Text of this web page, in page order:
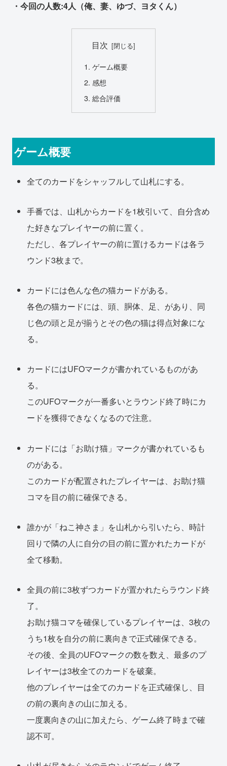
・今回の人数:4人（俺、妻、ゆづ、ヨタくん）
目次
ゲーム概要
感想
総合評価
ゲーム概要
全てのカードをシャッフルして山札にする。
手番では、山札からカードを1枚引いて、自分含め
た好きなプレイヤーの前に置く。
ただし、各プレイヤーの前に置けるカードは各ラ
ウンド3枚まで。
カードには色んな色の猫カードがある。
各色の猫カードには、頭、胴体、足、があり、同
じ色の頭と足が揃うとその色の猫は得点対象にな
る。
カードにはUFOマークが書かれているものがあ
る。
このUFOマークが一番多いとラウンド終了時にカ
ードを獲得できなくなるので注意。
カードには「お助け猫」マークが書かれているも
のがある。
このカードが配置されたプレイヤーは、お助け猫
コマを目の前に確保できる。
誰かが「ねこ神さま」を山札から引いたら、時計
回りで隣の人に自分の目の前に置かれたカードが
全て移動。
全員の前に3枚ずつカードが置かれたらラウンド終
了。
お助け猫コマを確保しているプレイヤーは、3枚の
うち1枚を自分の前に裏向きで正式確保できる。
その後、全員のUFOマークの数を数え、最多のプ
レイヤーは3枚全てのカードを破棄。
他のプレイヤーは全てのカードを正式確保し、目
の前の裏向きの山に加える。
一度裏向きの山に加えたら、ゲーム終了時まで確
認不可。